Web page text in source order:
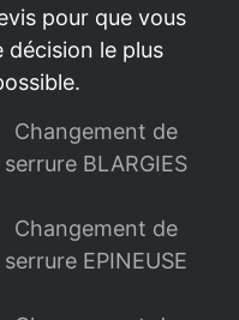
pour que vous
décision le plus
Changement de
serrure BLARGIES
Changement de
serrure EPINEUSE